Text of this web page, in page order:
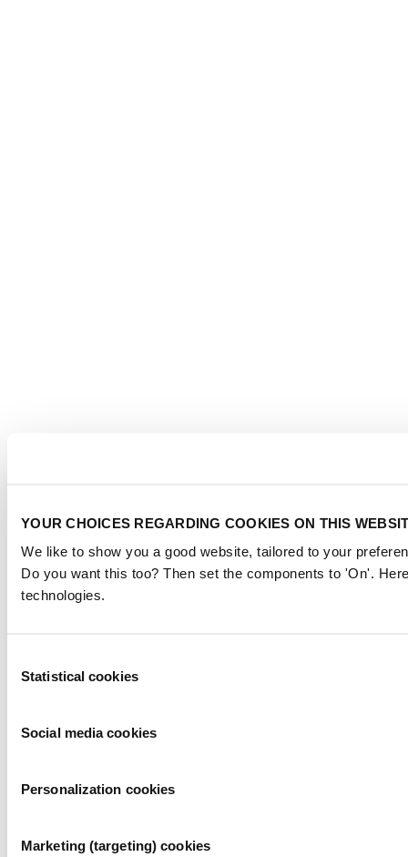
YOUR CHOICES REGARDING COOKIES ON THIS
We like to show you a good website, tailored to your
Do you want this too? Then set the components to 'On'.
technologies.
Selection
Statistical cookies
Social media cookies
Personalization cookies
Marketing (targeting) cookies